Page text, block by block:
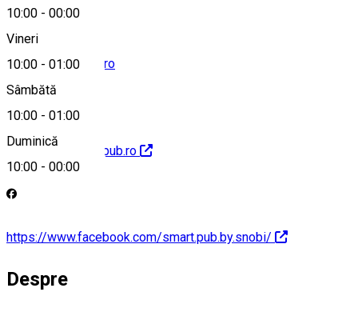
10:00 - 00:00
Vineri
10:00 - 01:00
Sâmbătă
10:00 - 01:00
Duminică
10:00 - 00:00
office@smartpub.ro
http://www.smartpub.ro
https://www.facebook.com/smart.pub.by.snobi/
Despre